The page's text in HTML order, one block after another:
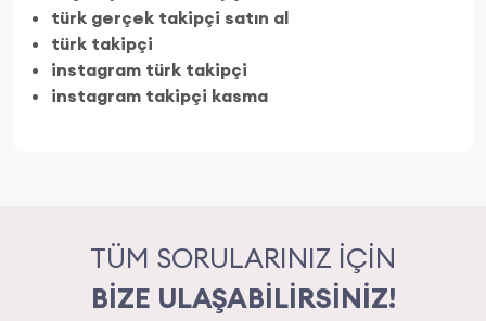
türk gerçek takipçi satın al
türk takipçi
instagram türk takipçi
instagram takipçi kasma
TÜM SORULARINIZ İÇİN
BİZE ULAŞABİLİRSİNİZ!